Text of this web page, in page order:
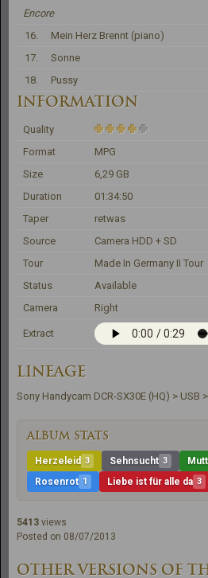
Encore
16.
Mein Herz Brennt (piano)
17.
Sonne
18.
Pussy
INFORMATION
Quality
Format
MPG
Size
6,29 GB
Duration
01:34:50
Taper
retwas
Source
Camera HDD + SD
Tour
Made In Germany II Tour
Status
Available
Camera
Right
Extract
LINEAGE
Sony Handycam DCR-SX30E (HQ) > USB >
ALBUM STATS
Herzeleid 3 Sehnsucht 3
Rosenrot 1 Liebe ist für alle da 3
5413 views
Posted on 08/07/2013
OTHER VERSIONS OF